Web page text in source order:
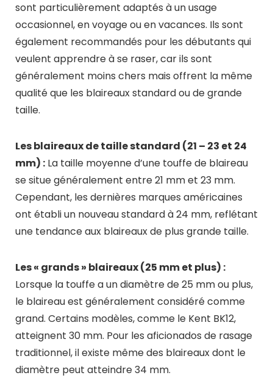
sont particulièrement adaptés à un usage
occasionnel, en voyage ou en vacances. Ils sont
également recommandés pour les débutants qui
veulent apprendre à se raser, car ils sont
généralement moins chers mais offrent la même
qualité que les blaireaux standard ou de grande
taille.
Les blaireaux de taille standard (21 – 23 et 24
mm) : La taille moyenne d’une touffe de blaireau
se situe généralement entre 21 mm et 23 mm.
Cependant, les dernières marques américaines
ont établi un nouveau standard à 24 mm, reflétant
une tendance aux blaireaux de plus grande taille.
Les « grands » blaireaux (25 mm et plus) :
Lorsque la touffe a un diamètre de 25 mm ou plus,
le blaireau est généralement considéré comme
grand. Certains modèles, comme le Kent BK12,
atteignent 30 mm. Pour les aficionados de rasage
traditionnel, il existe même des blaireaux dont le
diamètre peut atteindre 34 mm.